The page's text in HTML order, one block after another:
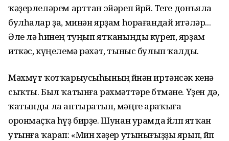
ҡәҙерлеләрем арттан эйәреп йөрөй. Теге донъяла
булһалар ҙа, минән ярҙам һорағандай итәләр...
Әле лә һинең туңып ятҡаныңды күреп, ярҙам
иткәс, күңелемә рәхәт, тыныс булып ҡалды.
Мәхмүт ҡотҡарыусыһының өйөнән иртәнсәк кенә
сыҡты. Был ҡатынға рәхмәттәре бөтмәне. Үҙен дә,
ҡатынды ла аптыратып, мәңге араҡыға
оронмаҫҡа һүҙ бирҙе. Шунан урамда өйөлөп ятҡан
утынға ҡарап: «Мин хәҙер утынығыҙҙы ярып, өйөп